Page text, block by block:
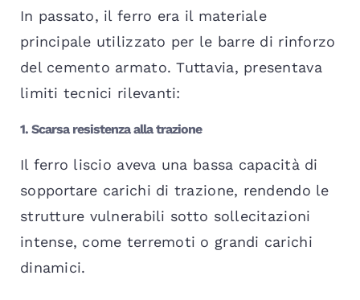
In passato, il ferro era il materiale
principale utilizzato per le barre di rinforzo
del cemento armato. Tuttavia, presentava
limiti tecnici rilevanti:
1. Scarsa resistenza alla trazione
Il ferro liscio aveva una bassa capacità di
sopportare carichi di trazione, rendendo le
strutture vulnerabili sotto sollecitazioni
intense, come terremoti o grandi carichi
dinamici.